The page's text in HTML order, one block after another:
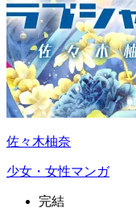
佐々木柚奈
少女・女性マンガ
完結